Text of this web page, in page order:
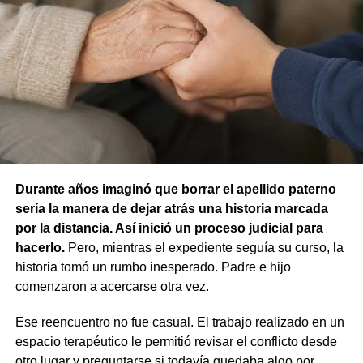
Ante emergencias, los vecinos pueden comunicarse con
Defensa Civil al 103 o al 4426376. Para consultas y
reclamos continúa habilitada la línea gratuita 0800-222-
9742, de lunes a viernes de 8 a 17.
respuesta frente a esa situación. Por ese motivo, la jueza
concluyó que no existían los elementos necesarios para
atribuir responsabilidad contravencional por maltrato
animal.
La resolución también descartó la figura de custodia de
animales, ya que esa infracción solo se configura cuando
un animal causa lesiones a una persona por falta de
cuidados de su dueño. En este caso, el daño recayó
resultaba aplicable.
El fallo aclaró que el archivo de la causa
contravencional no impide que el dueño del perro
lesionado reclame por la vía civil una indemnización
por los daños que considere haber sufrido.
Durante años imaginó que borrar el apellido paterno
sería la manera de dejar atrás una historia marcada
por la distancia. Así inició un proceso judicial para
hacerlo.Pero, mientras el expediente seguía su curso, la
historia tomó un rumbo inesperado. Padre e hijo
comenzaron a acercarse otra vez.
Ese reencuentro no fue casual. El trabajo realizado en un
espacio terapéutico le permitió revisar el conflicto desde